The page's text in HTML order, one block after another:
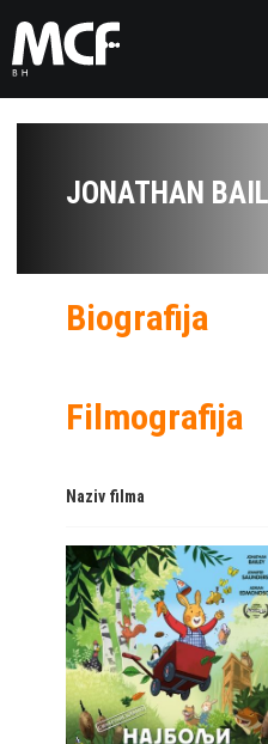
JONATHAN
Biografija
Filmografija
Naziv filma